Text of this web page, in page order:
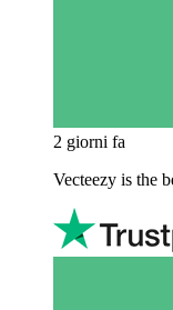
2 giorni fa
Vecteezy is the